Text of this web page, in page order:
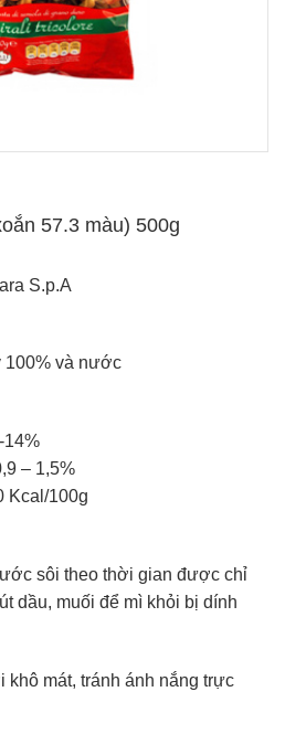
57.3 màu) 500g
S.p.A
100% và nước
14%
– 1,5%
Kcal/100g
sôi theo thời gian được chỉ
dầu, muối để mì khỏi bị dính
khô mát, tránh ánh nắng trực